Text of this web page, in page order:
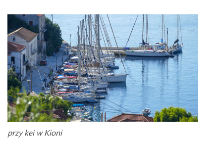
przy kei w Kioni